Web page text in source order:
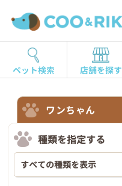
ペット検索 店舗を探す
ワンちゃん
種類を指定する